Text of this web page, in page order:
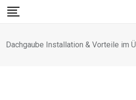
Skip
Dachgaube Installation & Vorteile im